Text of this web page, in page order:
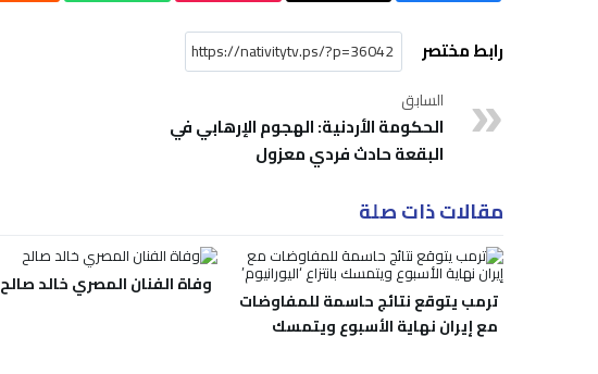
رابط مختصر
السابق
الحكومة الأردنية: الهجوم الإرهابي في
البقعة حادث فردي معزول
مقالات ذات صلة
ترمب يتوقع نتائج حاسمة للمفاوضات
مع إيران نهاية الأسبوع ويتمسك
وفاة الفنان المصري خالد صالح